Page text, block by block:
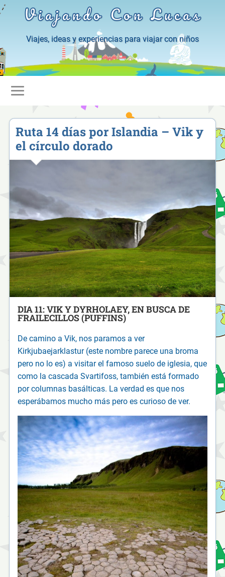
Viajando Con Lucas
Viajes, ideas y experiencias para viajar con niños
Ruta 14 días por Islandia – Vik y
el círculo dorado
DIA 11: VIK Y DYRHOLAEY, EN BUSCA DE
FRAILECILLOS (PUFFINS)
De camino a Vik, nos paramos a ver
Kirkjubaejarklastur (este nombre parece una broma
pero no lo es) a visitar el famoso suelo de iglesia, que
como la cascada Svartifoss, también está formado
por columnas basálticas. La verdad es que nos
esperábamos mucho más pero es curioso de ver.